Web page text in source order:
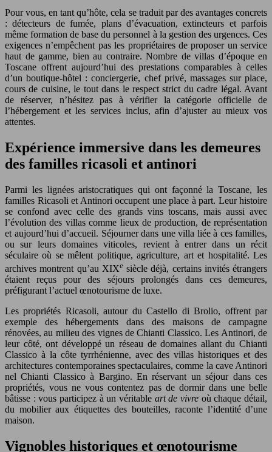
Pour vous, en tant qu’hôte, cela se traduit par des avantages concrets
: détecteurs de fumée, plans d’évacuation, extincteurs et parfois
même formation de base du personnel à la gestion des urgences. Ces
exigences n’empêchent pas les propriétaires de proposer un service
haut de gamme, bien au contraire. Nombre de villas d’époque en
Toscane offrent aujourd’hui des prestations comparables à celles
d’un boutique-hôtel : conciergerie, chef privé, massages sur place,
cours de cuisine, le tout dans le respect strict du cadre légal. Avant
de réserver, n’hésitez pas à vérifier la catégorie officielle de
l’hébergement et les services inclus, afin d’ajuster au mieux vos
attentes.
Expérience immersive dans les demeures
des familles ricasoli et antinori
Parmi les lignées aristocratiques qui ont façonné la Toscane, les
familles Ricasoli et Antinori occupent une place à part. Leur histoire
se confond avec celle des grands vins toscans, mais aussi avec
l’évolution des villas comme lieux de production, de représentation
et aujourd’hui d’accueil. Séjourner dans une villa liée à ces familles,
ou sur leurs domaines viticoles, revient à entrer dans un récit
séculaire où se mêlent politique, agriculture, art et hospitalité. Les
archives montrent qu’au XIXesiècle déjà, certains invités étrangers
étaient reçus pour des séjours prolongés dans ces demeures,
préfigurant l’actuel œnotourisme de luxe.
Les propriétés Ricasoli, autour du Castello di Brolio, offrent par
exemple des hébergements dans des maisons de campagne
rénovées, au milieu des vignes de Chianti Classico. Les Antinori, de
leur côté, ont développé un réseau de domaines allant du Chianti
Classico à la côte tyrrhénienne, avec des villas historiques et des
architectures contemporaines spectaculaires, comme la cave Antinori
nel Chianti Classico à Bargino. En réservant un séjour dans ces
propriétés, vous ne vous contentez pas de dormir dans une belle
bâtisse : vous participez à un véritable art de vivre où chaque détail,
du mobilier aux étiquettes des bouteilles, raconte l’identité d’une
maison.
Vignobles historiques et œnotourisme